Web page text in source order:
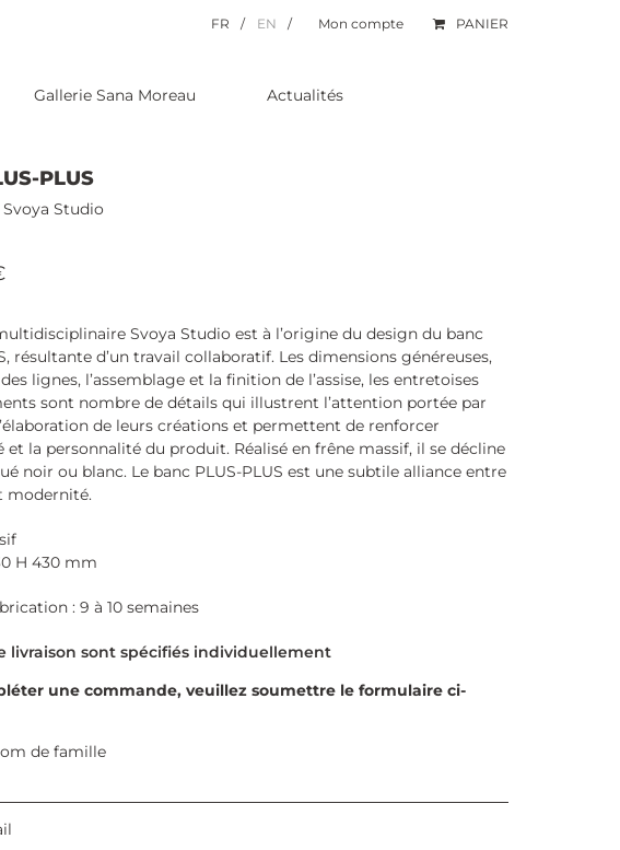
FR EN Mon compte PANIER
Gallerie Sana Moreau Actualités
PLUS
Svoya Studio
Svoya Studio est à l’origine du design du banc
résultante d’un travail collaboratif. Les dimensions généreuses,
lignes, l’assemblage et la finition de l’assise, les entretoises
sont nombre de détails qui illustrent l’attention portée par
de leurs créations et permettent de renforcer
et la personnalité du produit. Réalisé en frêne massif, il se décline
noir ou blanc. Le banc PLUS-PLUS est une subtile alliance entre
modernité.
H 430 mm
: 9 à 10 semaines
une commande, veuillez soumettre le formulaire ci-
de famille